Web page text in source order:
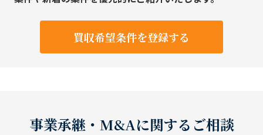
買収希望条件を登録する
事業承継・M&Aに関するご相談